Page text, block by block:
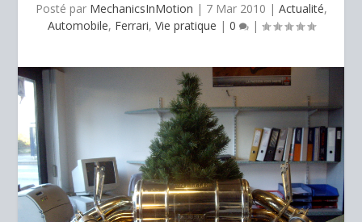
Posté par MechanicsInMotion | 7 Mar 2010 | Actualité,
Automobile, Ferrari, Vie pratique | 0 |